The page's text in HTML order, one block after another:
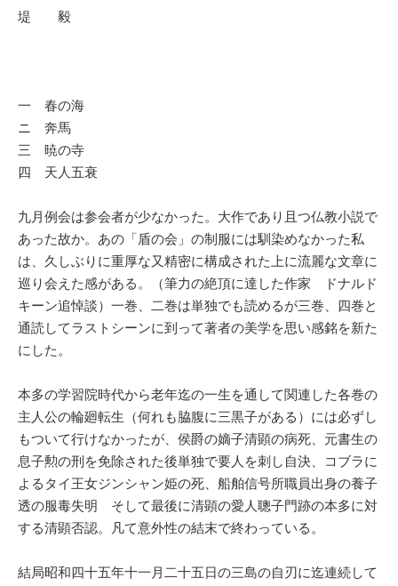
堤 毅
一 春の海
ニ 奔馬
三 暁の寺
四 天人五衰
九月例会は参会者が少なかった。大作であり且つ仏教小説で
あった故か。あの「盾の会」の制服には馴染めなかった私
は、久しぶりに重厚な又精密に構成された上に流麗な文章に
巡り会えた感がある。（筆力の絶頂に達した作家 ドナルド
キーン追悼談）一巻、二巻は単独でも読めるが三巻、四巻と
通読してラストシーンに到って著者の美学を思い感銘を新た
にした。
本多の学習院時代から老年迄の一生を通して関連した各巻の
主人公の輪廻転生（何れも脇腹に三黒子がある）には必ずし
もついて行けなかったが、侯爵の嫡子清顕の病死、元書生の
息子勲の刑を免除された後単独で要人を刺し自決、コブラに
よるタイ王女ジンシャン姫の死、船舶信号所職員出身の養子
透の服毒失明 そして最後に清顕の愛人聰子門跡の本多に対
する清顕否認。凡て意外性の結末で終わっている。
結局昭和四十五年十一月二十五日の三島の自刃に迄連続して